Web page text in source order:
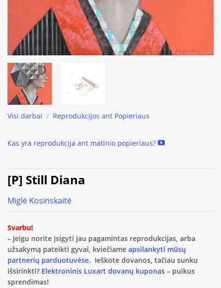
Visi darbai / Reprodukcijos ant Popieriaus
Kas yra reprodukcija ant matinio popieriaus?
[P] Still Diana
Miglė Kosinskaitė
Svarbu!
– Jeigu norite įsigyti jau pagamintas reprodukcijas, arba
užsakymą pateikti gyvai, kviečiame apsilankyti mūsų
partnerių parduotuvėse. Ieškote dovanos, tačiau sunku
išsirinkti? Elektroninis Luxart dovanų kuponas – puikus
sprendimas!